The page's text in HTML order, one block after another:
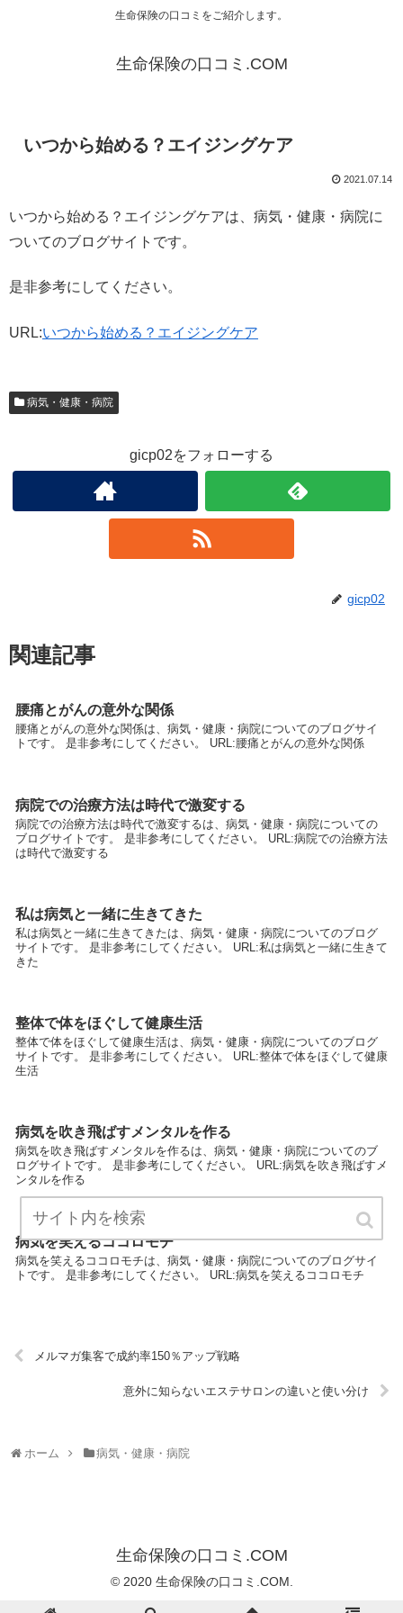
生命保険の口コミをご紹介します。
生命保険の口コミ.COM
いつから始める？エイジングケア
2021.07.14
いつから始める？エイジングケアは、病気・健康・病院に
ついてのブログサイトです。
是非参考にしてください。
URL:いつから始める？エイジングケア
病気・健康・病院
gicp02をフォローする
gicp02
関連記事
腰痛とがんの意外な関係
腰痛とがんの意外な関係は、病気・健康・病院についてのブログサイ
トです。 是非参考にしてください。 URL:腰痛とがんの意外な関係
病院での治療方法は時代で激変する
病院での治療方法は時代で激変するは、病気・健康・病院についての
ブログサイトです。 是非参考にしてください。 URL:病院での治療方法
は時代で激変する
私は病気と一緒に生きてきた
私は病気と一緒に生きてきたは、病気・健康・病院についてのブログ
サイトです。 是非参考にしてください。 URL:私は病気と一緒に生きて
きた
整体で体をほぐして健康生活
整体で体をほぐして健康生活は、病気・健康・病院についてのブログ
サイトです。 是非参考にしてください。 URL:整体で体をほぐして健康
生活
病気を吹き飛ばすメンタルを作る
病気を吹き飛ばすメンタルを作るは、病気・健康・病院についてのブ
ログサイトです。 是非参考にしてください。 URL:病気を吹き飛ばすメ
ンタルを作る
病気を笑えるココロモチ
病気を笑えるココロモチは、病気・健康・病院についてのブログサイ
トです。 是非参考にしてください。 URL:病気を笑えるココロモチ
メルマガ集客で成約率150％アップ戦略
意外に知らないエステサロンの違いと使い分け
ホーム 病気・健康・病院
生命保険の口コミ.COM
© 2020 生命保険の口コミ.COM.